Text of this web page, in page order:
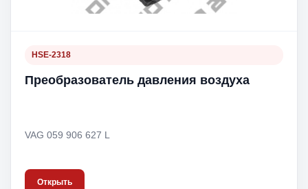
HSE-2318
Преобразователь давления воздуха
VAG 059 906 627 L
Открыть